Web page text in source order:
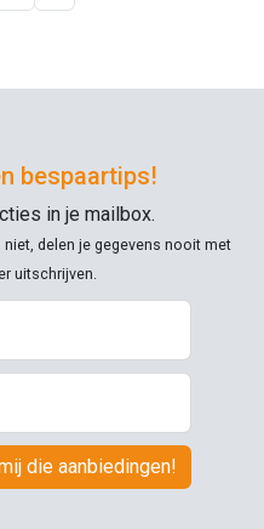
bespaartips!
in je mailbox.
niet, delen je gegevens nooit met
uitschrijven.